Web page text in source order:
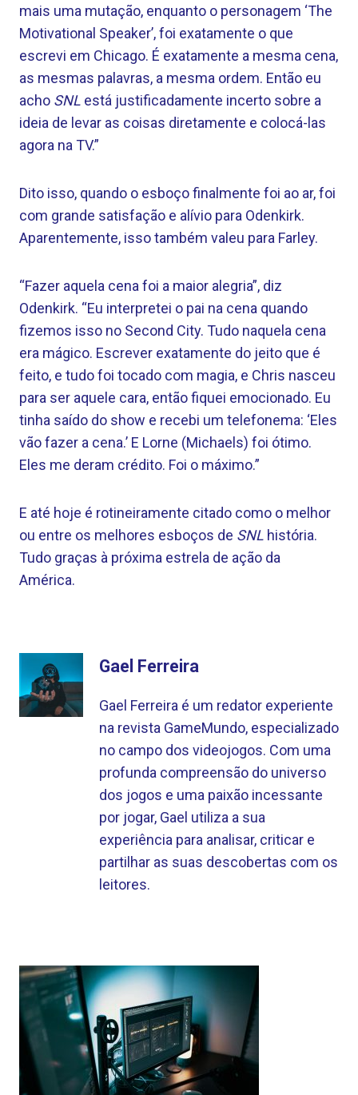
mais uma mutação, enquanto o personagem ‘The
Motivational Speaker’, foi exatamente o que
escrevi em Chicago. É exatamente a mesma cena,
as mesmas palavras, a mesma ordem. Então eu
acho SNL está justificadamente incerto sobre a
ideia de levar as coisas diretamente e colocá-las
agora na TV.”
Dito isso, quando o esboço finalmente foi ao ar, foi
com grande satisfação e alívio para Odenkirk.
Aparentemente, isso também valeu para Farley.
“Fazer aquela cena foi a maior alegria”, diz
Odenkirk. “Eu interpretei o pai na cena quando
fizemos isso no Second City. Tudo naquela cena
era mágico. Escrever exatamente do jeito que é
feito, e tudo foi tocado com magia, e Chris nasceu
para ser aquele cara, então fiquei emocionado. Eu
tinha saído do show e recebi um telefonema: ‘Eles
vão fazer a cena.’ E Lorne (Michaels) foi ótimo.
Eles me deram crédito. Foi o máximo.”
E até hoje é rotineiramente citado como o melhor
ou entre os melhores esboços de SNL história.
Tudo graças à próxima estrela de ação da
América.
Gael Ferreira
Gael Ferreira é um redator experiente
na revista GameMundo, especializado
no campo dos videojogos. Com uma
profunda compreensão do universo
dos jogos e uma paixão incessante
por jogar, Gael utiliza a sua
experiência para analisar, criticar e
partilhar as suas descobertas com os
leitores.